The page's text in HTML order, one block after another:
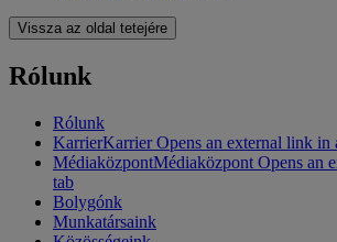
Vissza az oldal tetejére
Rólunk
Rólunk
KarrierKarrier Opens an external link in
MédiaközpontMédiaközpont Opens an
tab
Bolygónk
Munkatársaink